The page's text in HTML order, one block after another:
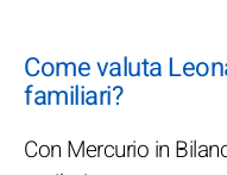
Come valuta
familiari?
Con Mercurio in